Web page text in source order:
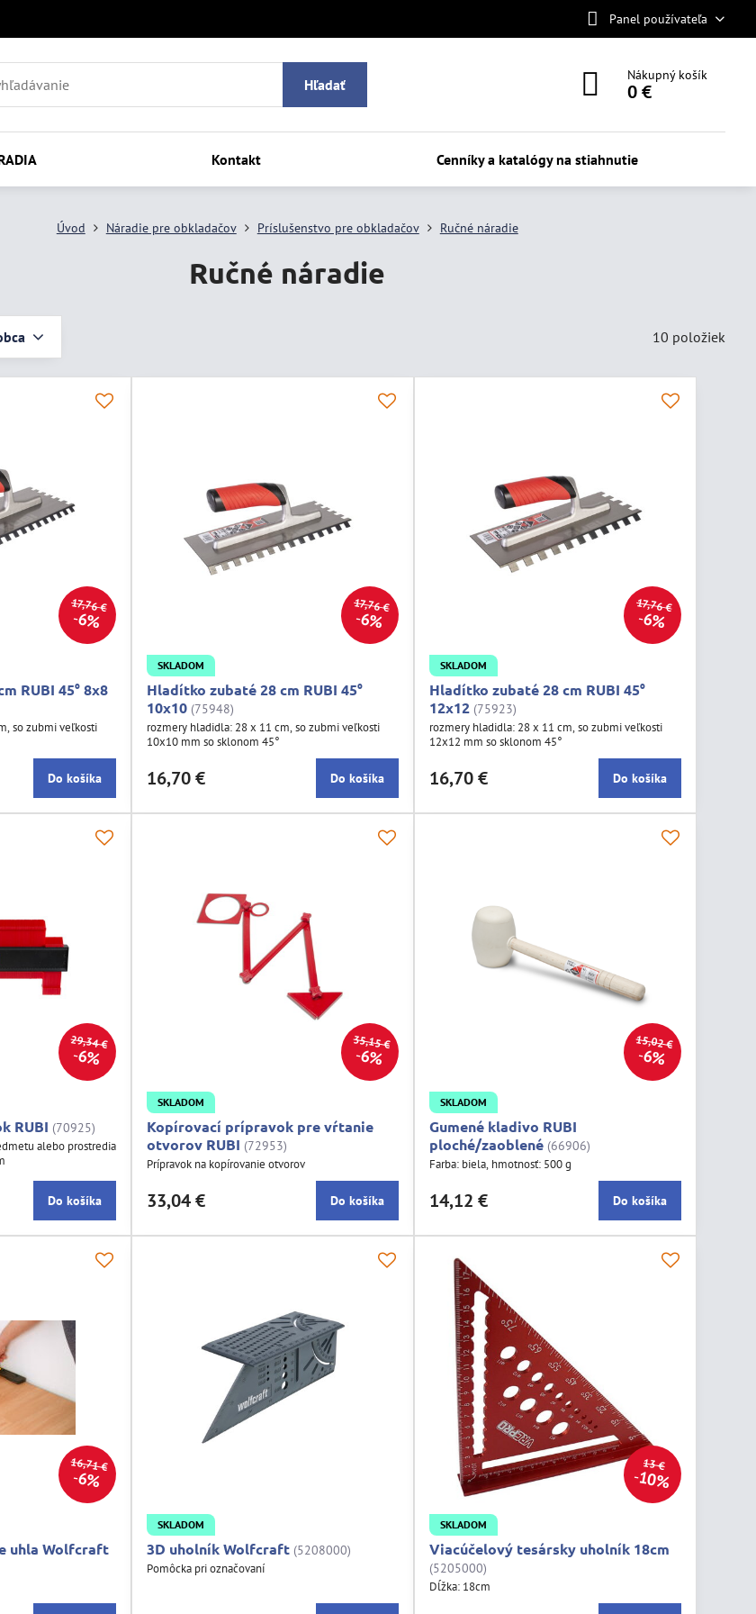
Panel používateľa
Hľadať
Nákupný košík
0 €
Kontakt Cenníky a katalógy na stiahnutie
Úvod Náradie pre obkladačov Príslušenstvo pre obkladačov Ručné náradie
Ručné náradie
10 položiek
17,76 €
6%
RUBI 45° 8x8
so zubmi veľkosti
Do košíka
17,76 €
6%
SKLADOM
Hladítko zubaté 28 cm RUBI 45°
10x10 (75948)
rozmery hladidla: 28 x 11 cm, so zubmi veľkosti
10x10 mm so sklonom 45°
16,70 € Do košíka
17,76 €
6%
SKLADOM
Hladítko zubaté 28 cm RUBI 45°
12x12 (75923)
rozmery hladidla: 28 x 11 cm, so zubmi veľkosti
12x12 mm so sklonom 45°
16,70 € Do košíka
29,34 €
6%
RUBI (70925)
alebo prostredia
Do košíka
35,15 €
6%
SKLADOM
Kopírovací prípravok pre vŕtanie
otvorov RUBI (72953)
Prípravok na kopírovanie otvorov
33,04 € Do košíka
15,02 €
6%
SKLADOM
Gumené kladivo RUBI
ploché/zaoblené (66906)
Farba: biela, hmotnosť: 500 g
14,12 € Do košíka
16,71 €
6%
uhla Wolfcraft
SKLADOM
3D uholník Wolfcraft (5208000)
Pomôcka pri označovaní
13 €
10%
SKLADOM
Viacúčelový tesársky uholník 18cm
(5205000)
Dĺžka: 18cm